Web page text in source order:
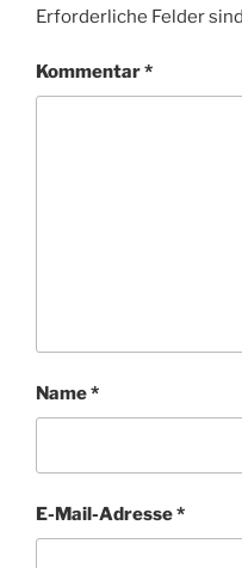
Erforderliche Felder
Kommentar*
Name*
E-Mail-Adresse*